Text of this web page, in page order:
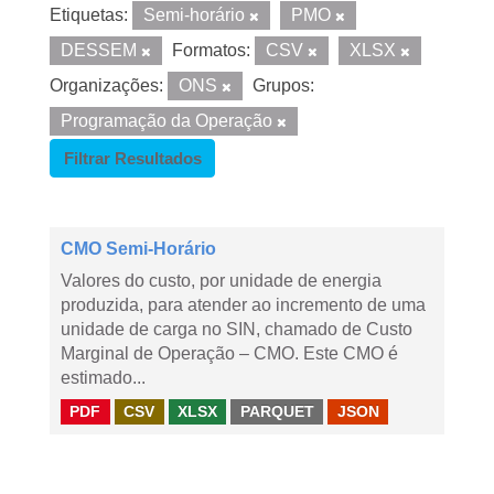
Etiquetas: Semi-horário
PMO
DESSEM
Formatos: CSV
XLSX
Organizações:
ONS
Grupos:
Programação da Operação
Filtrar Resultados
CMO Semi-Horário
Valores do custo, por unidade de energia
produzida, para atender ao incremento de uma
unidade de carga no SIN, chamado de Custo
Marginal de Operação – CMO. Este CMO é
estimado...
PDF CSV XLSX PARQUET JSON